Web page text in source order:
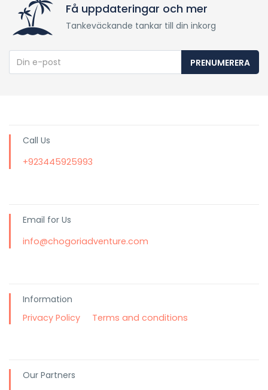
Få uppdateringar och mer
Tankeväckande tankar till din inkorg
PRENUMERERA
Call Us
+923445925993
Email for Us
info@chogoriadventure.com
Information
Privacy Policy
Terms and conditions
Our Partners